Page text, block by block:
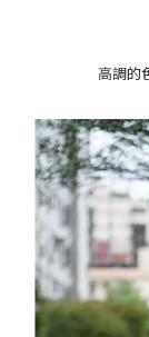
高調的